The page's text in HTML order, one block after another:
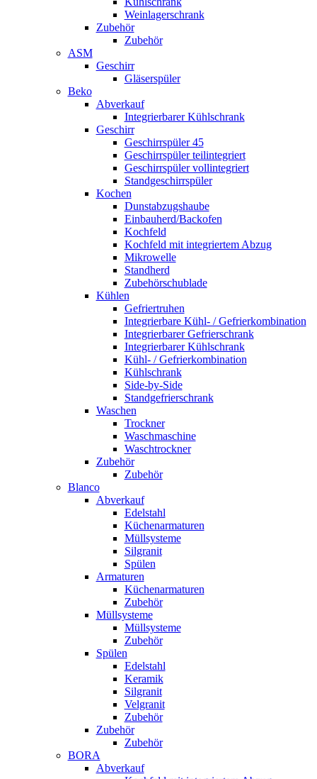
Weinlagerschrank
Zubehör
Zubehör
ASM
Geschirr
Gläserspüler
Beko
Abverkauf
Integrierbarer Kühlschrank
Geschirr
Geschirrspüler 45
Geschirrspüler teilintegriert
Geschirrspüler vollintegriert
Standgeschirrspüler
Kochen
Dunstabzugshaube
Einbauherd/Backofen
Kochfeld
Kochfeld mit integriertem Abzug
Mikrowelle
Standherd
Zubehörschublade
Kühlen
Gefriertruhen
Integrierbare Kühl- / Gefrierkombination
Integrierbarer Gefrierschrank
Integrierbarer Kühlschrank
Kühl- / Gefrierkombination
Kühlschrank
Side-by-Side
Standgefrierschrank
Waschen
Trockner
Waschmaschine
Waschtrockner
Zubehör
Zubehör
Blanco
Abverkauf
Edelstahl
Küchenarmaturen
Müllsysteme
Silgranit
Spülen
Armaturen
Küchenarmaturen
Zubehör
Müllsysteme
Müllsysteme
Zubehör
Spülen
Edelstahl
Keramik
Silgranit
Velgranit
Zubehör
Zubehör
Zubehör
BORA
Abverkauf